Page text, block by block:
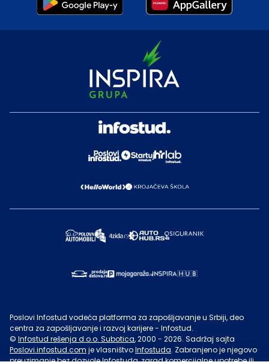
Poslovi Infostud vodeća platforma za zapošljavanje u Srbiji, deo
centra za zapošljavanje i razvoj karijere - Infostud.
© Infostud rešenja d.o.o. Subotica, 2000 - 2026. Sadržaj sajta
Poslovi.infostud.com je vlasništvoInfostuda. Zabranjeno je njegovo